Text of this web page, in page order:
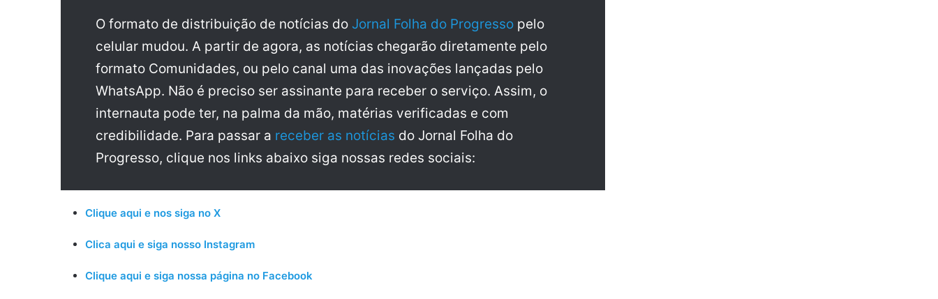
O formato de distribuição de notícias do Jornal Folha do Progresso pelo
celular mudou. A partir de agora, as notícias chegarão diretamente pelo
formato Comunidades, ou pelo canal uma das inovações lançadas pelo
WhatsApp. Não é preciso ser assinante para receber o serviço. Assim, o
internauta pode ter, na palma da mão, matérias verificadas e com
credibilidade. Para passar a receber as notícias do Jornal Folha do
Progresso, clique nos links abaixo siga nossas redes sociais:
Clique aqui e nos siga no X
Clica aqui e siga nosso Instagram
Clique aqui e siga nossa página no Facebook